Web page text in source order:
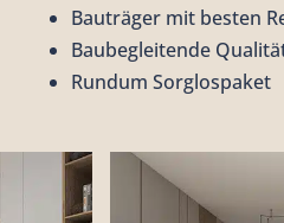
Bauträger mit besten
Baubegleitende
Rundum Sorglospaket